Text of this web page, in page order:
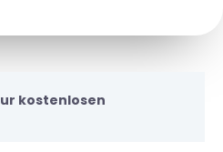
kostenlosen